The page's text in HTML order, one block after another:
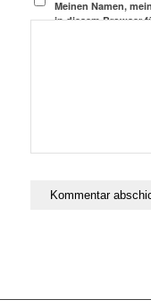
Meinen Namen,
in diesem Browser